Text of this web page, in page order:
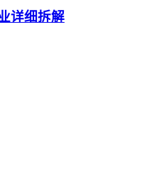
详细拆解